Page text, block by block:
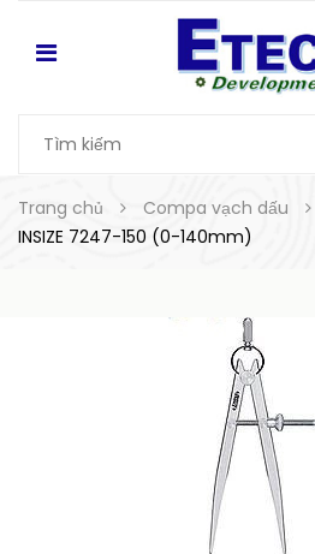
Trang chủ Compa vạch dấu
INSIZE 7247-150 (0-140mm)